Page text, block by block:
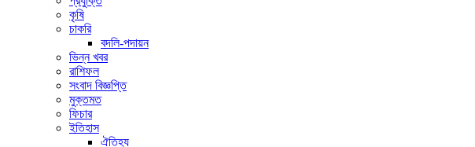
কৃষি
চাকরি
বদলি-পদায়ন
ভিন্ন খবর
রাশিফল
সংবাদ বিজ্ঞপ্তি
মুক্তমত
ফিচার
ইতিহাস
ঐতিহ্য